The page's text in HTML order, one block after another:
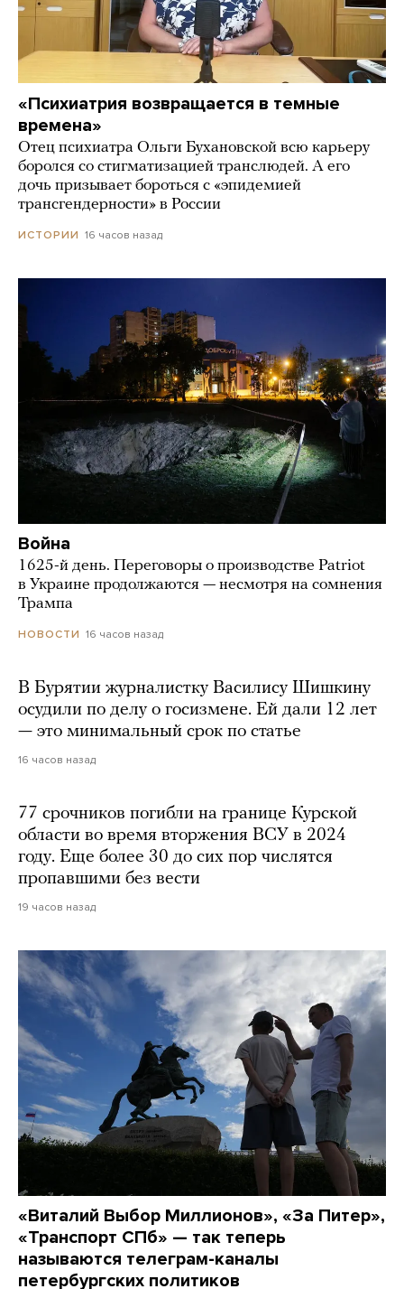
«Психиатрия возвращается в темные
времена»
Отец психиатра Ольги Бухановской всю карьеру
боролся со стигматизацией транслюдей. А его
дочь призывает бороться с «эпидемией
трансгендерности» в России
ИСТОРИИ 16 часов назад
Война
1625-й день. Переговоры о производстве Patriot
в Украине продолжаются — несмотря на сомнения
Трампа
НОВОСТИ 16 часов назад
В Бурятии журналистку Василису Шишкину
осудили по делу о госизмене. Ей дали 12 лет
— это минимальный срок по статье
16 часов назад
77 срочников погибли на границе Курской
области во время вторжения ВСУ в 2024
году. Еще более 30 до сих пор числятся
пропавшими без вести
19 часов назад
«Виталий Выбор Миллионов», «За Питер»,
«Транспорт СПб» — так теперь
называются телеграм-каналы
петербургских политиков